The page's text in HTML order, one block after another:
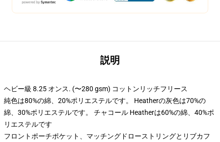
説明
ヘビー級 8.25 オンス. (〜280 gsm) コットンリッチフリース
純色は80%の綿、20%ポリエステルです。 Heatherの灰色は70%の
綿、30%ポリエステルです。 チャコール Heatherは60%の綿、40%ポ
リエステルです
フロントポーチポケット、マッチングドローストリングとリブカフ